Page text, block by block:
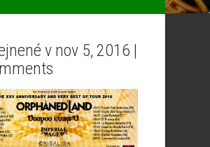
v nov 5, 2016 |